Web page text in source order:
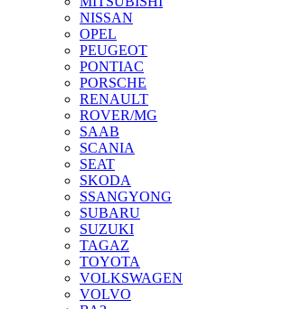
NISSAN
OPEL
PEUGEOT
PONTIAC
PORSCHE
RENAULT
ROVER/MG
SAAB
SCANIA
SEAT
SKODA
SSANGYONG
SUBARU
SUZUKI
TAGAZ
TOYOTA
VOLKSWAGEN
VOLVO